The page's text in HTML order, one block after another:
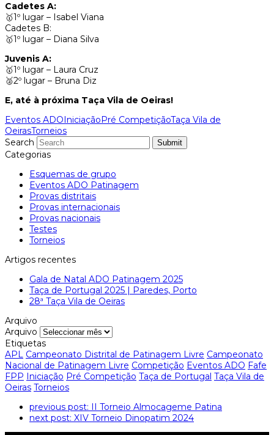
Cadetes A:
🥇1º lugar – Isabel Viana
Cadetes B:
🥇1º lugar – Diana Silva
Juvenis A:
🥇1º lugar – Laura Cruz
🥈2º lugar – Bruna Diz
E, até à próxima Taça Vila de Oeiras!
Eventos ADOIniciaçãoPré CompetiçãoTaça Vila de
OeirasTorneios
Search
Submit
Categorias
Esquemas de grupo
Eventos ADO Patinagem
Provas distritais
Provas internacionais
Provas nacionais
Testes
Torneios
Artigos recentes
Gala de Natal ADO Patinagem 2025
Taça de Portugal 2025 | Paredes, Porto
28ª Taça Vila de Oeiras
Arquivo
Arquivo
Etiquetas
APL Campeonato Distrital de Patinagem Livre Campeonato
Nacional de Patinagem Livre Competição Eventos ADO Fafe
FPP Iniciação Pré Competição Taça de Portugal Taça Vila de
Oeiras Torneios
previous post: II Torneio Almocageme Patina
next post: XIV Torneio Dinopatim 2024